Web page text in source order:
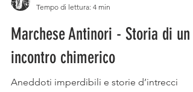
M. Elisabetta Perri
Tempo di lettura: 4 min